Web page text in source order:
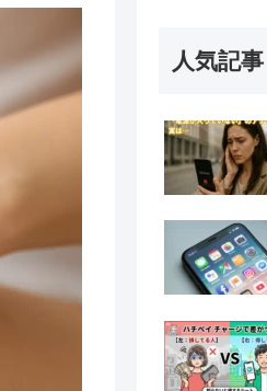
人気記事